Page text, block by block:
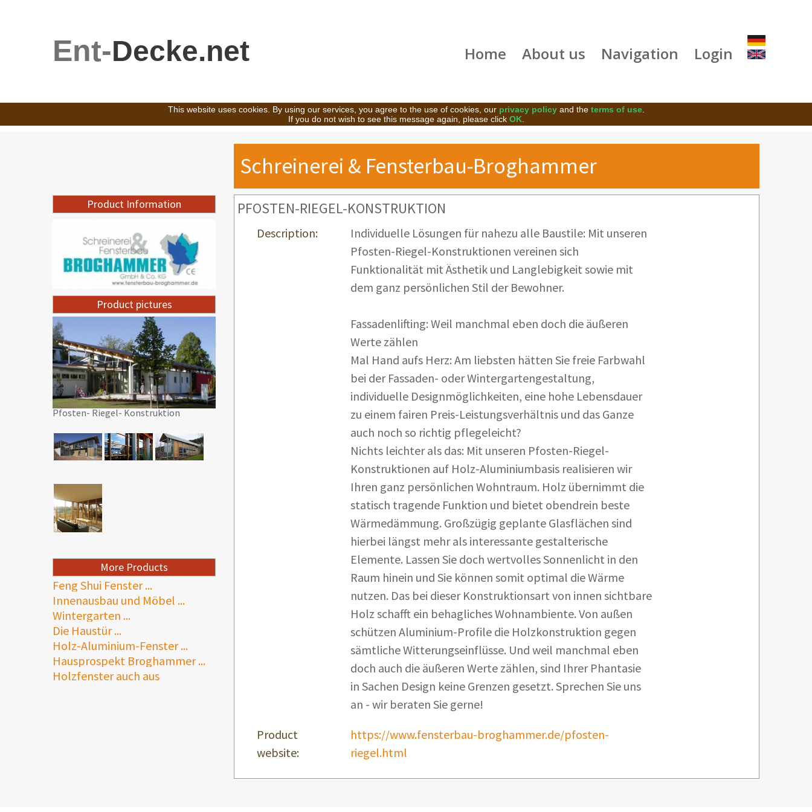
Ent-Decke.net Home About us Navigation Login
This website uses cookies. By using our services, you agree to the use of cookies, our privacy policyand the terms of use.
If you do not wish to see this message again, please click OK.
Product Information
Product pictures
Pfosten- Riegel- Konstruktion
More Products
Feng Shui Fenster ...
Innenausbau und Möbel ...
Wintergarten ...
Die Haustür ...
Holz-Aluminium-Fenster ...
Hausprospekt Broghammer ...
Holzfenster auch aus
Schreinerei & Fensterbau-Broghammer
PFOSTEN-RIEGEL-KONSTRUKTION
Description:
Individuelle Lösungen für nahezu alle Baustile: Mit unseren
Pfosten-Riegel-Konstruktionen vereinen sich
Funktionalität mit Ästhetik und Langlebigkeit sowie mit
dem ganz persönlichen Stil der Bewohner.
Fassadenlifting: Weil manchmal eben doch die äußeren
Werte zählen
Mal Hand aufs Herz: Am liebsten hätten Sie freie Farbwahl
bei der Fassaden- oder Wintergartengestaltung,
individuelle Designmöglichkeiten, eine hohe Lebensdauer
zu einem fairen Preis-Leistungsverhältnis und das Ganze
auch noch so richtig pflegeleicht?
Nichts leichter als das: Mit unseren Pfosten-Riegel-
Konstruktionen auf Holz-Aluminiumbasis realisieren wir
Ihren ganz persönlichen Wohntraum. Holz übernimmt die
statisch tragende Funktion und bietet obendrein beste
Wärmedämmung. Großzügig geplante Glasflächen sind
hierbei längst mehr als interessante gestalterische
Elemente. Lassen Sie doch wertvolles Sonnenlicht in den
Raum hinein und Sie können somit optimal die Wärme
nutzen. Das bei dieser Konstruktionsart von innen sichtbare
Holz schafft ein behagliches Wohnambiente. Von außen
schützen Aluminium-Profile die Holzkonstruktion gegen
sämtliche Witterungseinflüsse. Und weil manchmal eben
doch auch die äußeren Werte zählen, sind Ihrer Phantasie
in Sachen Design keine Grenzen gesetzt. Sprechen Sie uns
an - wir beraten Sie gerne!
Product
website:
https://www.fensterbau-broghammer.de/pfosten-
riegel.html